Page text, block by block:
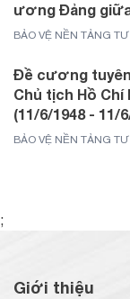
ương Đảng
BẢO VỆ NỀN TẢNG
Đề cương tuyên
Chủ tịch Hồ
(11/6/1948 - 11/
BẢO VỆ NỀN TẢNG
;
Giới thiệu